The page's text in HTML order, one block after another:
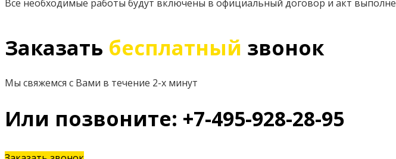
Все необходимые работы будут включены в официальный договор и акт
Заказать бесплатный звонок
Мы свяжемся с Вами в течение 2-х минут
Или позвоните: +7-495-928-28-95